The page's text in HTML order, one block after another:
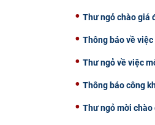
Thư ngỏ chào giá
Thông báo về
Thư ngỏ về việc
Thông báo công
Thư ngỏ mời chào